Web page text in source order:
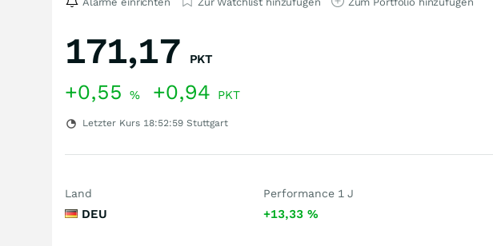
171,17 PKT
+0,55 % +0,94 PKT
Letzter Kurs 18:52:59 Stuttgart
Land
DEU
Performance 1 J
+13,33 %